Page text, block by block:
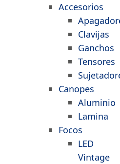
Accesorios
Clavijas
Ganchos
Tensores
Canopes
Aluminio
Lamina
Focos
LED
Vintage